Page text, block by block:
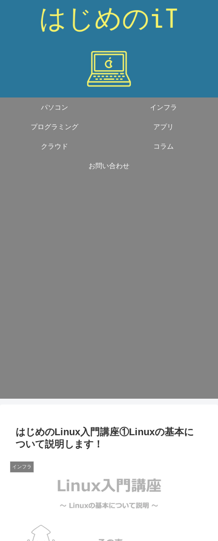
パソコン インフラ
プログラミング アプリ
クラウド コラム
お問い合わせ
はじめのLinux入門講座①Linuxの基本に
ついて説明します！
インフラ